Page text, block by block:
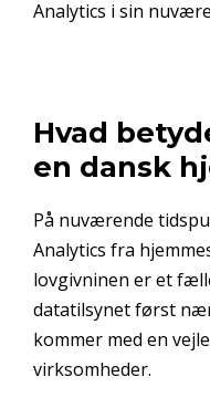
Analytics i sin
Hvad
en dansk
På nuværende
Analytics fra
lovgivninen er et
datatilsynet først
kommer med en
virksomheder.